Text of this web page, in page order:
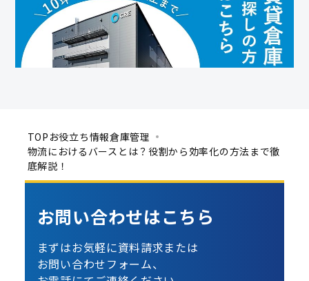
TOP お役立ち情報倉庫管理
物流におけるバースとは？役割から効率化の方法まで徹
底解説！
お問い合わせはこちら
まずはお気軽に資料請求または
お問い合わせフォーム、